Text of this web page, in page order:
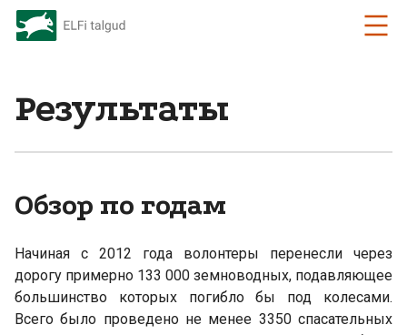
Результаты
Обзор по годам
Начиная с 2012 года волонтеры перенесли через
дорогу примерно 133 000 земноводных, подавляющее
большинство которых погибло бы под колесами.
Всего было проведено не менее 3350 спасательных